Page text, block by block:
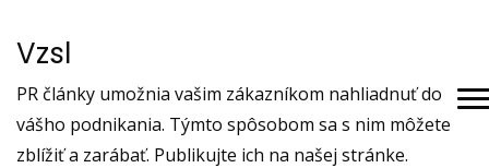
Vzsl
PR články umožnia vašim zákazníkom nahliadnuť do
vášho podnikania. Týmto spôsobom sa s nim môžete
zblížiť a zarábať. Publikujte ich na našej stránke.